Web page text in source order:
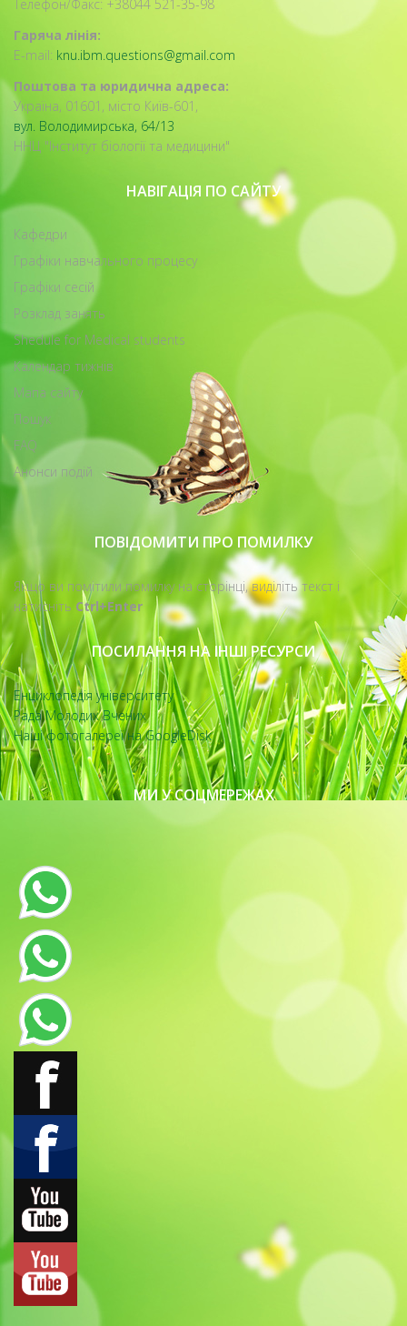
Телефон/Факс: +38044 521-35-98
Гаряча лінія:
E-mail: knu.ibm.questions@gmail.com
Поштова та юридична адреса:
Україна, 01601, місто Київ-601,
вул. Володимирська, 64/13
ННЦ "Інститут біології та медицини"
НАВІГАЦІЯ ПО САЙТУ
Кафедри
Графіки навчального процесу
Графіки сесій
Розклад занять
Shedule for Medical students
Календар тижнів
Мапа сайту
Пошук
FAQ
Анонси подій
ПОВІДОМИТИ ПРО ПОМИЛКУ
Якщо ви помітили помилку на сторінці, виділіть текст і
натисніть Ctrl+Enter
ПОСИЛАННЯ НА ІНШІ РЕСУРСИ
Енциклопедія університету
Рада Молодих Вчених
Наші фотогалереї на GoogleDisk
МИ У СОЦМЕРЕЖАХ